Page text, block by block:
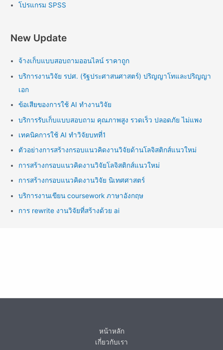
โปรแกรม SPSS
New Update
จ้างเก็บแบบสอบถามออนไลน์ ราคาถูก
บริการงานวิจัย รปศ. (รัฐประศาสนศาสตร์) ปริญญาโทและปริญญา
เอก
ข้อเสียของการใช้ AI ทำงานวิจัย
บริการรับเก็บแบบสอบถาม คุณภาพสูง รวดเร็ว ปลอดภัย ไม่แพง
เทคนิคการใช้ AI ทำวิจัยบทที่1
ตัวอย่างการสร้างกรอบแนวคิดงานวิจัยด้านโลจิสติกส์แนวใหม่
การสร้างกรอบแนวคิดงานวิจัยโลจิสติกส์แนวใหม่
การสร้างกรอบแนวคิดงานวิจัย นิเทศศาสตร์
บริการงานเขียน coursework ภาษาอังกฤษ
การ rewrite งานวิจัยที่สร้างด้วย ai
หน้าหลัก
เกี่ยวกับเรา